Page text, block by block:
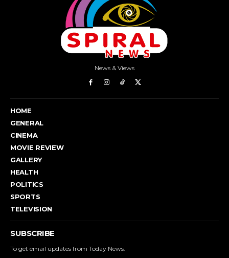
News & Views
HOME
GENERAL
CINEMA
MOVIE REVIEW
GALLERY
HEALTH
POLITICS
SPORTS
TELEVISION
SUBSCRIBE
To get email updates from Today News.